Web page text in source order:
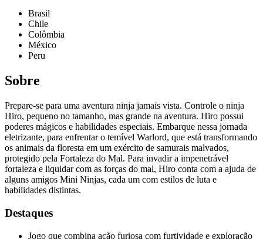
Brasil
Chile
Colômbia
México
Peru
Sobre
Prepare-se para uma aventura ninja jamais vista. Controle o ninja
Hiro, pequeno no tamanho, mas grande na aventura. Hiro possui
poderes mágicos e habilidades especiais. Embarque nessa jornada
eletrizante, para enfrentar o temível Warlord, que está transformando
os animais da floresta em um exército de samurais malvados,
protegido pela Fortaleza do Mal. Para invadir a impenetrável
fortaleza e liquidar com as forças do mal, Hiro conta com a ajuda de
alguns amigos Mini Ninjas, cada um com estilos de luta e
habilidades distintas.
Destaques
Jogo que combina ação furiosa com furtividade e exploração